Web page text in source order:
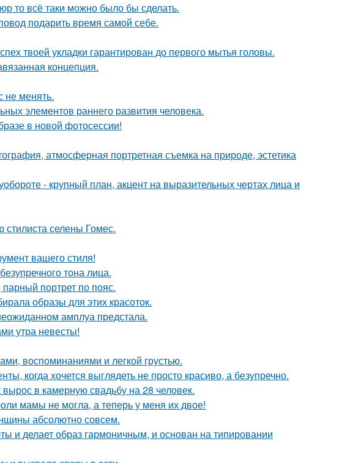
то всё таки можно было бы сделать.
подарить время самой себе.
твоей укладки гарантирован до первого мытья головы.
концепция.
не менять.
элементов раннего развития человека.
в новой фотосессии!
атмосферная портретная съемка на природе, эстетика
- крупный план, акцент на выразительных чертах лица и
селены Гомес.
вашего стиля!
тона лица.
портрет по пояс.
образы для этих красоток.
амплуа предстала.
утра невесты!
воспоминаниями и легкой грустью.
когда хочется выглядеть не просто красиво, а безупречно.
в камерную свадьбу на 28 человек.
мамы не могла, а теперь у меня их двое!
абсолютно совсем.
и делает образ гармоничным, и основан на типировании